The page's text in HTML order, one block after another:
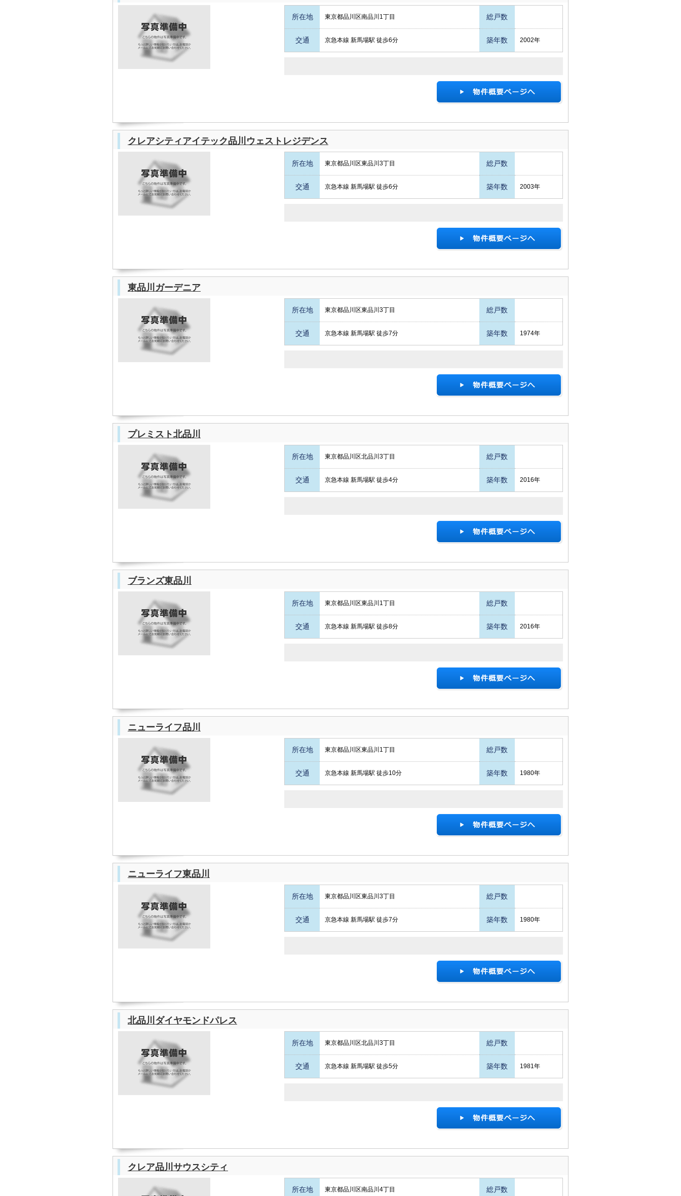
所在地 東京都品川区南品川1丁目 総戸数
交通 京急本線 新馬場駅 徒歩6分 築年数 2002年
クレアシティアイテック品川ウェストレジデンス
所在地 東京都品川区東品川3丁目 総戸数
交通 京急本線 新馬場駅 徒歩6分 築年数 2003年
東品川ガーデニア
所在地 東京都品川区東品川3丁目 総戸数
交通 京急本線 新馬場駅 徒歩7分 築年数 1974年
プレミスト北品川
所在地 東京都品川区北品川3丁目 総戸数
交通 京急本線 新馬場駅 徒歩4分 築年数 2016年
ブランズ東品川
所在地 東京都品川区東品川1丁目 総戸数
交通 京急本線 新馬場駅 徒歩8分 築年数 2016年
ニューライフ品川
所在地 東京都品川区東品川1丁目 総戸数
交通 京急本線 新馬場駅 徒歩10分 築年数 1980年
ニューライフ東品川
所在地 東京都品川区東品川3丁目 総戸数
交通 京急本線 新馬場駅 徒歩7分 築年数 1980年
北品川ダイヤモンドパレス
所在地 東京都品川区北品川3丁目 総戸数
交通 京急本線 新馬場駅 徒歩5分 築年数 1981年
クレア品川サウスシティ
所在地 東京都品川区南品川4丁目 総戸数